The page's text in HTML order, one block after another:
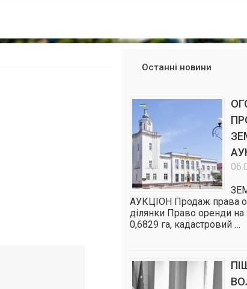
Останні новини
АУКЦІОН Продаж права
ділянки Право оренди на
0,6829 га, кадастровий …